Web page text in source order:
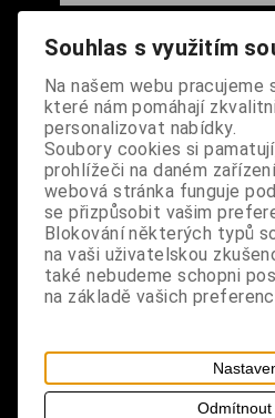
Cena s DPH:290 Kč
Dodání dny:skladem
ks
Koupit
Tabulky velikostí: zde
Výrobce:import EU
Katalogové číslo:DOSTNAUBPUS6555
Záruka (měsíců):24
Dotaz na výrobek
design: náušnice kruhy,
Souhlas s využitím
Na našem webu pracujeme
které nám pomáhají
personalizovat nabídky.
Soubory cookies si
prohlížeči na daném
webová stránka funguje
se přizpůsobit vašim
Blokování některých typů
na vaši uživatelskou
také nebudeme schopni
na základě vašich
Odmítnout